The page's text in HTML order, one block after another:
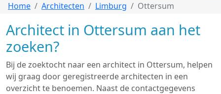
Home Architecten Limburg Ottersum
Architect in Ottersum aan het
zoeken?
Bij de zoektocht naar een architect in Ottersum, helpen
wij graag door geregistreerde architecten in een
overzicht te benoemen. Naast de contactgegevens